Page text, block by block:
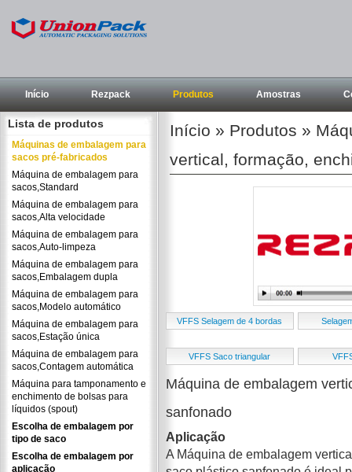
Início Rezpack Produtos Amostras
Lista de produtos
Máquinas de embalagem para
sacos pré-fabricados
Máquina de embalagem para
sacos,Standard
Máquina de embalagem para
sacos,Alta velocidade
Máquina de embalagem para
sacos,Auto-limpeza
Máquina de embalagem para
sacos,Embalagem dupla
Máquina de embalagem para
sacos,Modelo automático
Máquina de embalagem para
sacos,Estação única
Máquina de embalagem para
sacos,Contagem automática
Máquina para tamponamento e
enchimento de bolsas para
líquidos (spout)
Escolha de embalagem por
tipo de saco
Escolha de embalagem por
aplicação
Início » Produtos »
vertical, formação,
VFFS Selagem de 4 bordas
VFFS Saco triangular
Máquina de embalagem
sanfonado
Aplicação
A Máquina de embalagem